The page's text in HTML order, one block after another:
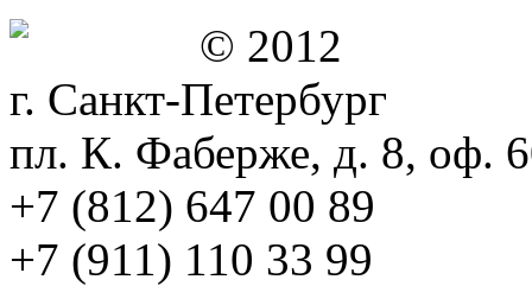
© 2012
г. Санкт-Петербург
пл. К. Фаберже, д. 8, оф.
+7 (812) 647 00 89
+7 (911) 110 33 99